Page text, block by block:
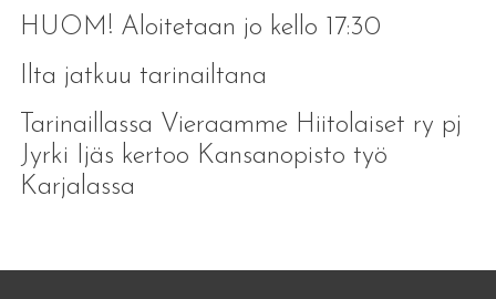
HUOM! Aloitetaan jo kello 17:30
Ilta jatkuu tarinailtana
Tarinaillassa Vieraamme Hiitolaiset ry pj
Jyrki Ijäs kertoo Kansanopisto työ
Karjalassa